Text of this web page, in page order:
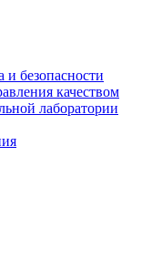
и безопасности
качеством
лаборатории